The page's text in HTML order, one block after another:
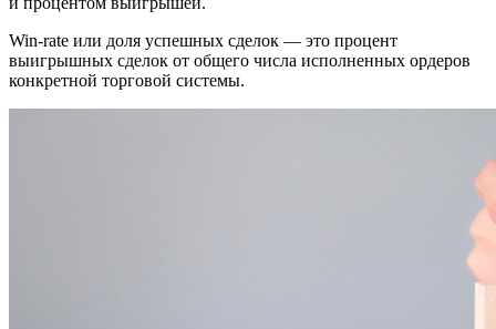
Win-rate или доля успешных сделок — это процент
выигрышных сделок от общего числа исполненных ордеров
конкретной торговой системы.